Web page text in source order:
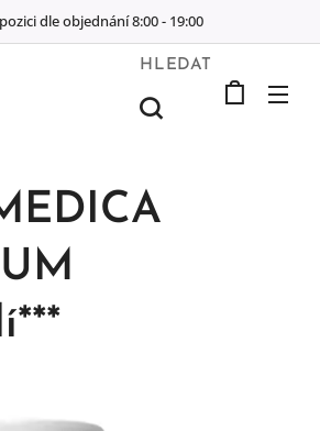
dle objednání 8:00 - 19:00
HLEDAT